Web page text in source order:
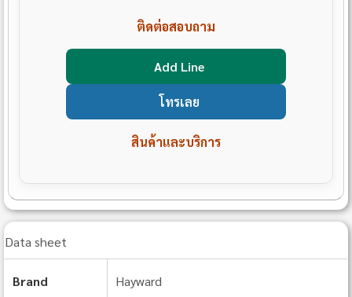
ติดต่อสอบถาม
Add Line
โทรเลย
สินค้าและบริการ
Data sheet
Brand Hayward